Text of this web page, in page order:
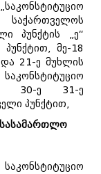
საქართველოს
პუნქტის „ე“
მე-18
21-ე მუხლის
30-ე 31-ე
პუნქტით,